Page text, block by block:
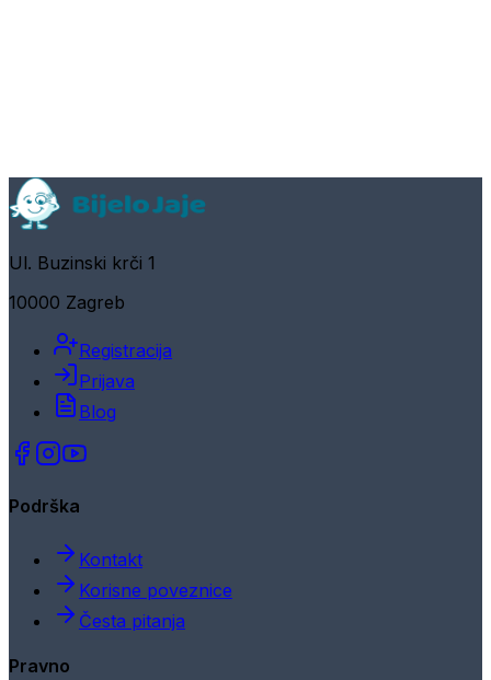
Ul. Buzinski krči 1
10000 Zagreb
Registracija
Prijava
Blog
Podrška
Kontakt
Korisne poveznice
Česta pitanja
Pravno